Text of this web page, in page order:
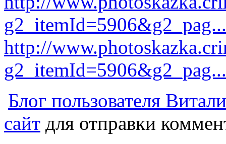
g2_itemId=5906&g2_pag...
http://
g2_itemId=5906&g2_pag...
Блог пользователя
сайт для отправки